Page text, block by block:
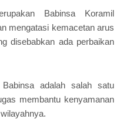
Babinsa Koramil
mengatasi kemacetan arus
disebabkan ada perbaikan
adalah salah satu
membantu kenyamanan